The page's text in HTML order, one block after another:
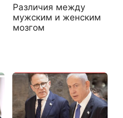
Различия между
мужским и женским
мозгом